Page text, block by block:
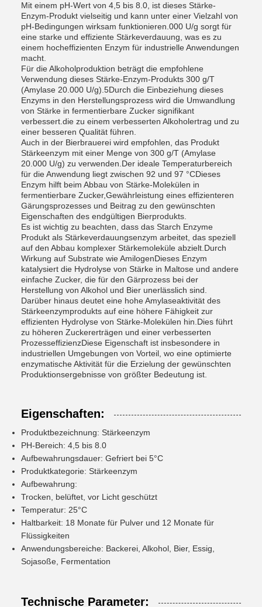
Mit einem pH-Wert von 4,5 bis 8.0, ist dieses Stärke-
Enzym-Produkt vielseitig und kann unter einer Vielzahl von
pH-Bedingungen wirksam funktionieren.000 U/g sorgt für
eine starke und effiziente Stärkeverdauung, was es zu
einem hocheffizienten Enzym für industrielle Anwendungen
macht.
Für die Alkoholproduktion beträgt die empfohlene
Verwendung dieses Stärke-Enzym-Produkts 300 g/T
(Amylase 20.000 U/g).5Durch die Einbeziehung dieses
Enzyms in den Herstellungsprozess wird die Umwandlung
von Stärke in fermentierbare Zucker signifikant
verbessert.die zu einem verbesserten Alkoholertrag und zu
einer besseren Qualität führen.
Auch in der Bierbrauerei wird empfohlen, das Produkt
Stärkeenzym mit einer Menge von 300 g/T (Amylase
20.000 U/g) zu verwenden.Der ideale Temperaturbereich
für die Anwendung liegt zwischen 92 und 97 °CDieses
Enzym hilft beim Abbau von Stärke-Molekülen in
fermentierbare Zucker,Gewährleistung eines effizienteren
Gärungsprozesses und Beitrag zu den gewünschten
Eigenschaften des endgültigen Bierprodukts.
Es ist wichtig zu beachten, dass das Starch Enzyme
Produkt als Stärkeverdauungsenzym arbeitet, das speziell
auf den Abbau komplexer Stärkemoleküle abzielt.Durch
Wirkung auf Substrate wie AmilogenDieses Enzym
katalysiert die Hydrolyse von Stärke in Maltose und andere
einfache Zucker, die für den Gärprozess bei der
Herstellung von Alkohol und Bier unerlässlich sind.
Darüber hinaus deutet eine hohe Amylaseaktivität des
Stärkeenzymprodukts auf eine höhere Fähigkeit zur
effizienten Hydrolyse von Stärke-Molekülen hin.Dies führt
zu höheren Zuckererträgen und einer verbesserten
ProzesseffizienzDiese Eigenschaft ist insbesondere in
industriellen Umgebungen von Vorteil, wo eine optimierte
enzymatische Aktivität für die Erzielung der gewünschten
Produktionsergebnisse von größter Bedeutung ist.
Eigenschaften:
Produktbezeichnung: Stärkeenzym
PH-Bereich: 4,5 bis 8.0
Aufbewahrungsdauer: Gefriert bei 5°C
Produktkategorie: Stärkeenzym
Aufbewahrung:
Trocken, belüftet, vor Licht geschützt
Temperatur: 25°C
Haltbarkeit: 18 Monate für Pulver und 12 Monate für
Flüssigkeiten
Anwendungsbereiche: Backerei, Alkohol, Bier, Essig,
Sojasoße, Fermentation
Technische Parameter: